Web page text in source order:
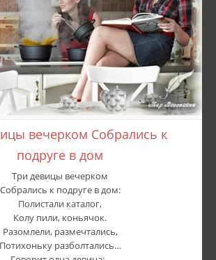
вечерком Собрались к
подруге в дом
Три девицы вечерком
Собрались к подруге в дом:
Полистали каталог,
Колу пили, коньячок.
Разомлели, размечтались,
Потихоньку разболтались…